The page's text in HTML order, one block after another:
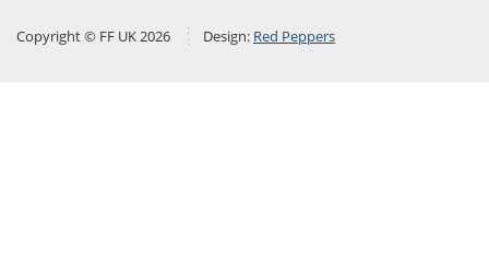
Copyright © FF UK 2026 Design: Red Peppers